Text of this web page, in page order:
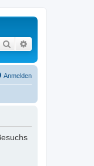
Suche
Anmelden